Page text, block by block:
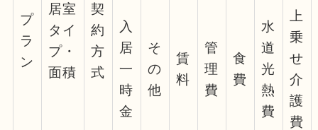
プ
ラ
ン
居室
タイ
プ・
面積
契
約
方
式
入
居
一
時
金
そ
の
他
賃
料
管
理
費
食
費
水
道
光
熱
費
上
乗
せ
介
護
費